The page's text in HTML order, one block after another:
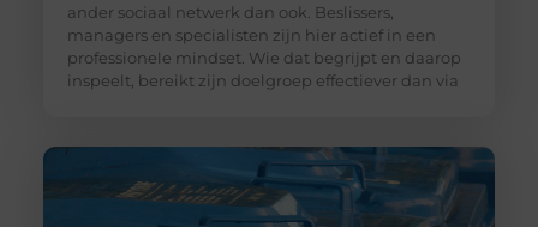
ander sociaal netwerk dan ook. Beslissers,
managers en specialisten zijn hier actief in een
professionele mindset. Wie dat begrijpt en daarop
inspeelt, bereikt zijn doelgroep effectiever dan via